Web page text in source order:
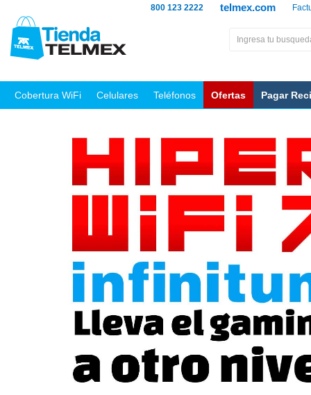
telmex.com
800 123 2222
Cobertura WiFi Celulares Teléfonos Ofertas Pagar